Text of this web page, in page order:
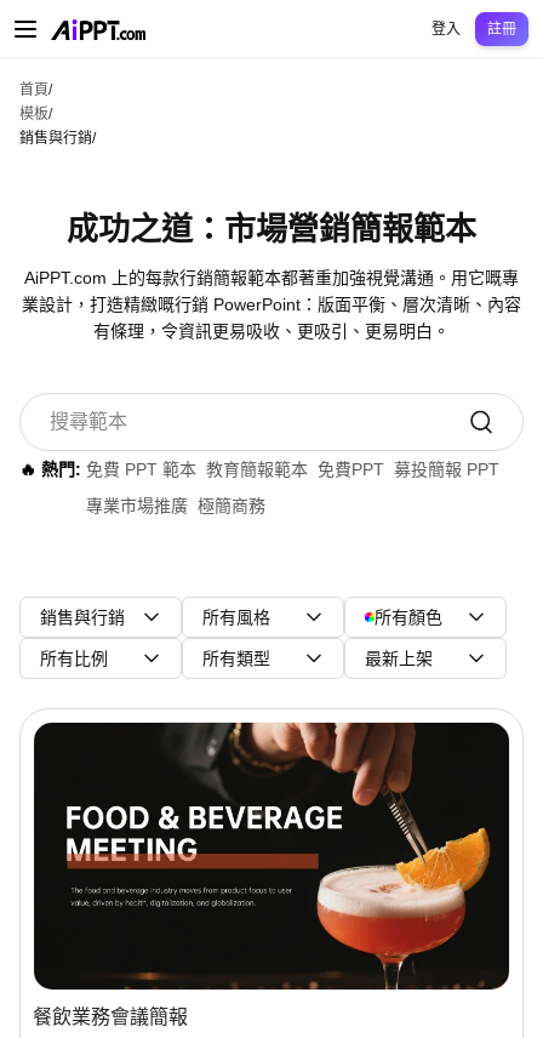
中學中學
登入 註冊
首頁/
模板/
銷售與行銷/
成功之道：市場營銷簡報範本
AiPPT.com 上的每款行銷簡報範本都著重加強視覺溝通。用它嘅專
業設計，打造精緻嘅行銷 PowerPoint：版面平衡、層次清晰、內容
有條理，令資訊更易吸收、更吸引、更易明白。
🔥 熱門: 免費 PPT 範本 教育簡報範本 免費PPT 募投簡報 PPT
專業市場推廣 極簡商務
銷售與行銷 所有風格 所有顏色
所有比例 所有類型 最新上架
餐飲業務會議簡報